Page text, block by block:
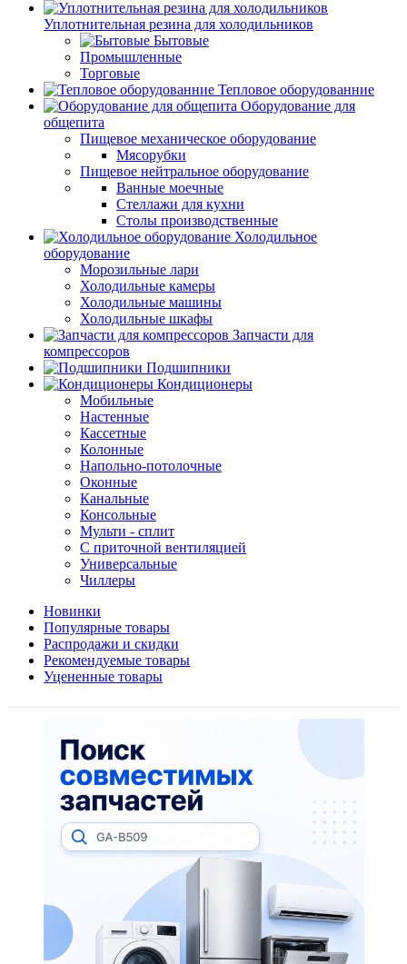
Уплотнительная резина для холодильников
Бытовые
Промышленные
Торговые
Тепловое оборудованние
Оборудование для
общепита
Пищевое механическое оборудование
Мясорубки
Пищевое нейтральное оборудование
Ванные моечные
Стеллажи для кухни
Столы производственные
Холодильное
оборудование
Морозильные лари
Холодильные камеры
Холодильные машины
Холодильные шкафы
Запчасти для
компрессоров
Подшипники
Кондиционеры
Мобильные
Настенные
Кассетные
Колонные
Напольно-потолочные
Оконные
Канальные
Консольные
Мульти - сплит
С приточной вентиляцией
Универсальные
Чиллеры
Новинки
Популярные товары
Распродажи и скидки
Рекомендуемые товары
Уцененные товары